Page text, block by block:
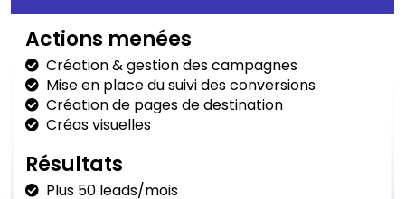
Actions menées
Création & gestion des campagnes
Mise en place du suivi des conversions
Création de pages de destination
Créas visuelles
Résultats
Plus 50 leads/mois